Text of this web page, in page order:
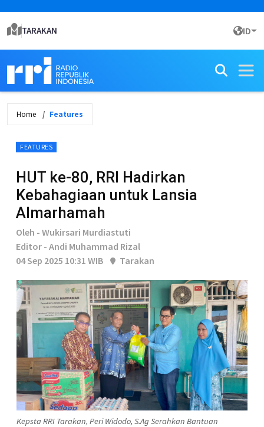
TARAKAN ID
Home Features
FEATURES
HUT ke-80, RRI Hadirkan
Kebahagiaan untuk Lansia
Almarhamah
Oleh - Wukirsari Murdiastuti
Editor - Andi Muhammad Rizal
04 Sep 2025 10:31 WIB
Tarakan
Kepsta RRI Tarakan, Peri Widodo, S.Ag Serahkan Bantuan